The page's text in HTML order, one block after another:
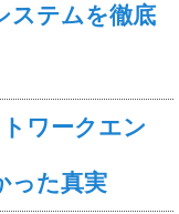
ステムを徹底
ワークエン
った真実